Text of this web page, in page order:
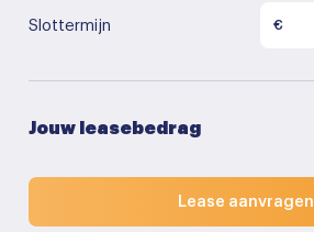
Slottermijn €
Jouw leasebedrag
Lease aanvragen